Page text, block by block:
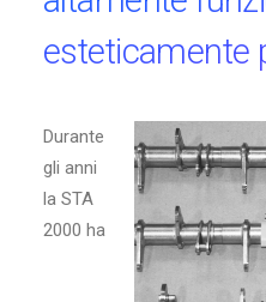
esteticamente
Durante
gli anni
la STA
2000 ha